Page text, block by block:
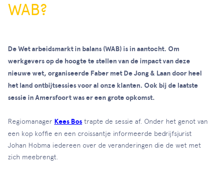
WAB?
De Wet arbeidsmarkt in balans (WAB) is in aantocht. Om
werkgevers op de hoogte te stellen van de impact van deze
nieuwe wet, organiseerde Faber met De Jong & Laan door heel
het land ontbijtsessies voor al onze klanten. Ook bij de laatste
sessie in Amersfoort was er een grote opkomst.
Regiomanager Kees Bos trapte de sessie af. Onder het genot van
een kop koffie en een croissantje informeerde bedrijfsjurist
Johan Hobma iedereen over de veranderingen die de wet met
zich meebrengt.